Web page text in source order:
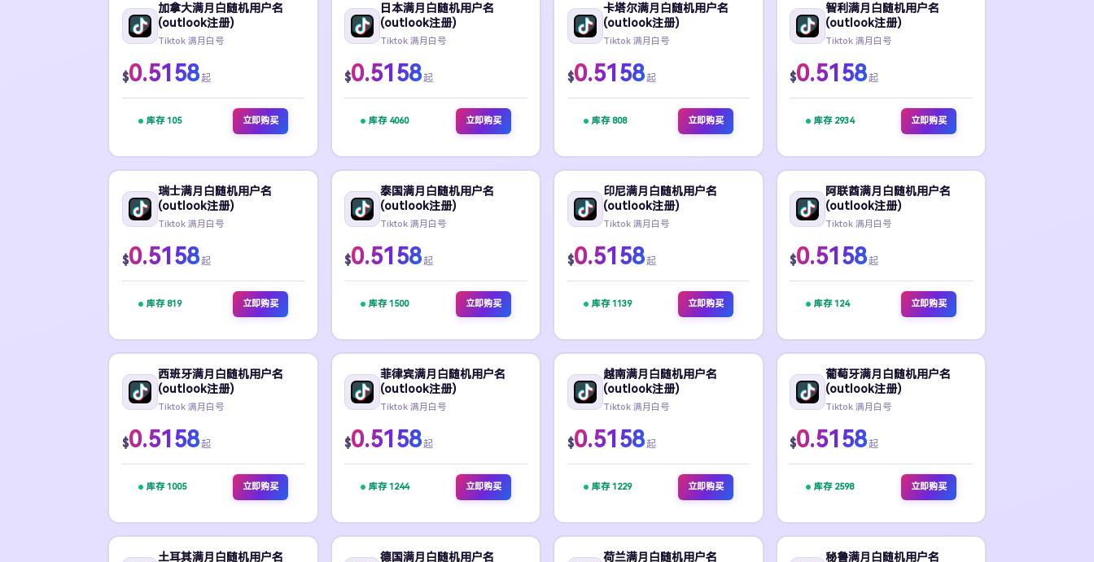
加拿大满月白随机用户名
(outlook注册)
Tiktok 满月白号
$0.5158起
库存 105 立即购买
日本满月白随机用户名
(outlook注册)
Tiktok 满月白号
$0.5158起
库存 4060 立即购买
卡塔尔满月白随机用户名
(outlook注册)
Tiktok 满月白号
$0.5158起
库存 808 立即购买
智利满月白随机用户名
(outlook注册)
Tiktok 满月白号
$0.5158起
库存 2934 立即购买
瑞士满月白随机用户名
(outlook注册)
Tiktok 满月白号
$0.5158起
库存 819 立即购买
泰国满月白随机用户名
(outlook注册)
Tiktok 满月白号
$0.5158起
库存 1500 立即购买
印尼满月白随机用户名
(outlook注册)
Tiktok 满月白号
$0.5158起
库存 1139 立即购买
阿联酋满月白随机用户名
(outlook注册)
Tiktok 满月白号
$0.5158起
库存 124 立即购买
西班牙满月白随机用户名
(outlook注册)
Tiktok 满月白号
$0.5158起
库存 1005 立即购买
菲律宾满月白随机用户名
(outlook注册)
Tiktok 满月白号
$0.5158起
库存 1244 立即购买
越南满月白随机用户名
(outlook注册)
Tiktok 满月白号
$0.5158起
库存 1229 立即购买
葡萄牙满月白随机用户名
(outlook注册)
Tiktok 满月白号
$0.5158起
库存 2598 立即购买
土耳其满月白随机用户名
德国满月白随机用户名
荷兰满月白随机用户名
秘鲁满月白随机用户名